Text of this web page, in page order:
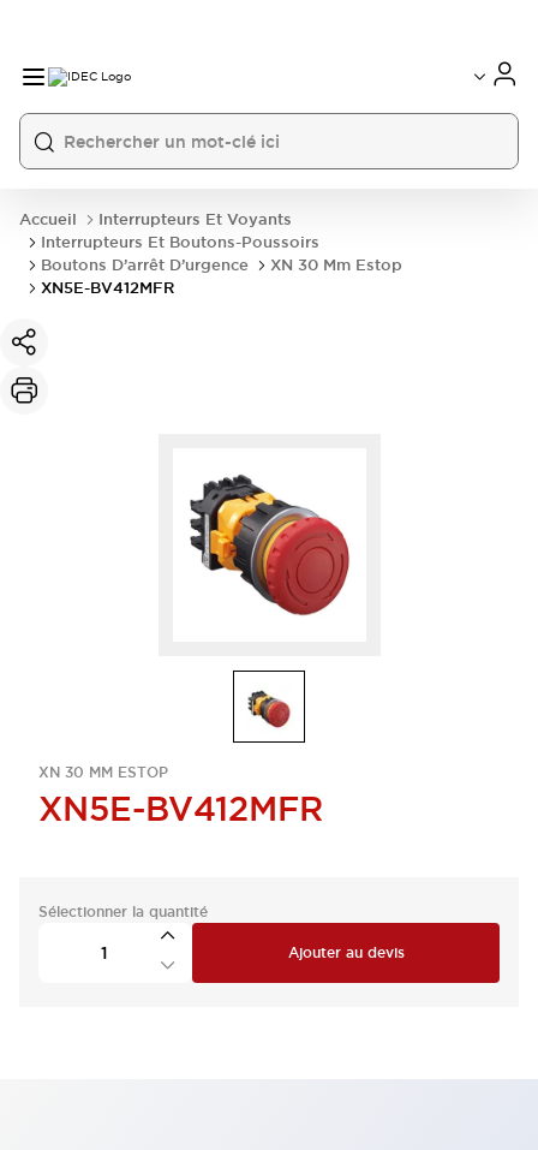
Accueil
Interrupteurs Et Voyants
Interrupteurs Et Boutons-Poussoirs
Boutons D’arrêt D’urgence
XN 30 Mm Estop
XN5E-BV412MFR
XN 30 MM ESTOP
XN5E-BV412MFR
Sélectionner la quantité
Ajouter au devis